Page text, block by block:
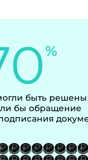
%
быть
бы обращение